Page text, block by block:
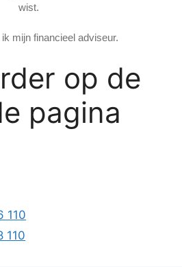
wist.
mijn financieel adviseur.
op de
pagina
110
110